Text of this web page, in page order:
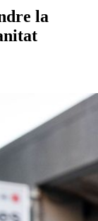
la